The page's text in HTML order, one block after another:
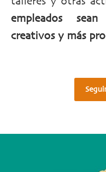
empleados
creativos y más